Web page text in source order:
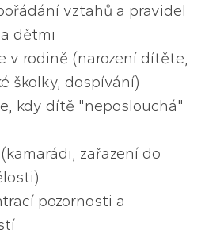
vztahů a pravidel
dětmi
v rodině (narození dítěte,
školky, dospívání)
kdy dítě "neposlouchá"
zařazení do
pozornosti a